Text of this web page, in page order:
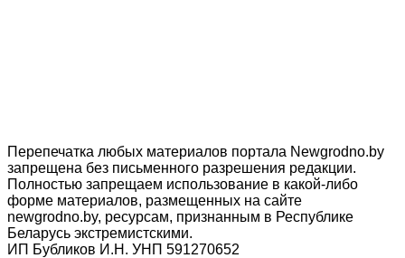
Перепечатка любых материалов портала Newgrodno.by
запрещена без письменного разрешения редакции.
Полностью запрещаем использование в какой-либо
форме материалов, размещенных на сайте
newgrodno.by, ресурсам, признанным в Республике
Беларусь экстремистскими.
ИП Бубликов И.Н. УНП 591270652